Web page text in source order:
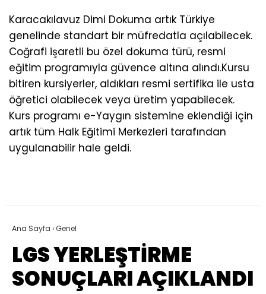
Karacakılavuz Dimi Dokuma artık Türkiye
genelinde standart bir müfredatla açılabilecek.
Coğrafi işaretli bu özel dokuma türü, resmi
eğitim programıyla güvence altına alındı.Kursu
bitiren kursiyerler, aldıkları resmi sertifika ile usta
öğretici olabilecek veya üretim yapabilecek.
Kurs programı e-Yaygın sistemine eklendiği için
artık tüm Halk Eğitimi Merkezleri tarafından
uygulanabilir hale geldi.
Ana Sayfa ›Genel
LGS YERLEŞTİRME
SONUÇLARI AÇIKLANDI